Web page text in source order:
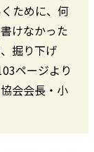
ために、何
けなかった
掘り下げ
ページより
会会長・小